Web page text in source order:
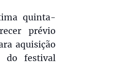
quinta-
prévio
aquisição
do festival